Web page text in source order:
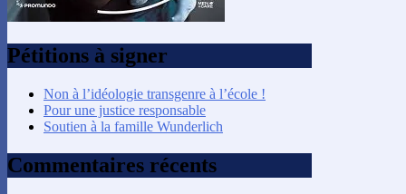
Pétitions à signer
Non à l’idéologie transgenre à l’école !
Pour une justice responsable
Soutien à la famille Wunderlich
Commentaires récents